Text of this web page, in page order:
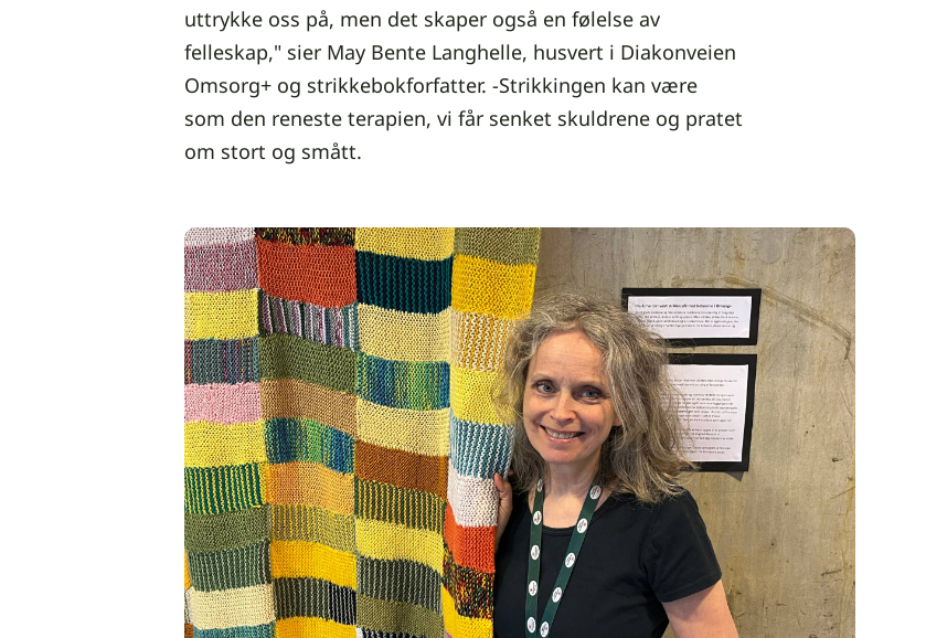
uttrykke oss på, men det skaper også en følelse av
felleskap," sier May Bente Langhelle, husvert i Diakonveien
Omsorg+ og strikkebokforfatter. -Strikkingen kan være
som den reneste terapien, vi får senket skuldrene og pratet
om stort og smått.